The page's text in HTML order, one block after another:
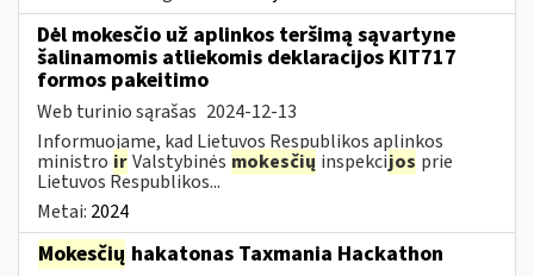
Dėl mokesčio už aplinkos teršimą sąvartyne
šalinamomis atliekomis deklaracijos KIT717
formos pakeitimo
Web turinio sąrašas 2024-12-13
Informuojame, kad Lietuvos Respublikos aplinkos
ministro irValstybinės mokesčių inspekcijos prie
Lietuvos Respublikos...
Metai: 2024
Mokesčių hakatonas Taxmania Hackathon